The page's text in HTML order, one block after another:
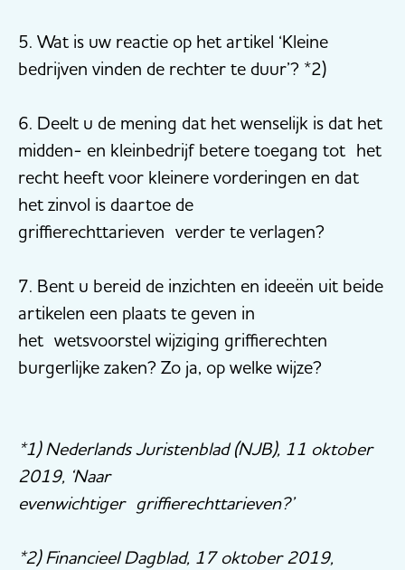
5. Wat is uw reactie op het artikel ‘Kleine
bedrijven vinden de rechter te duur’? *2)
6. Deelt u de mening dat het wenselijk is dat het
midden- en kleinbedrijf betere toegang tot het
recht heeft voor kleinere vorderingen en dat
het zinvol is daartoe de
griffierechttarieven verder te verlagen?
7. Bent u bereid de inzichten en ideeën uit beide
artikelen een plaats te geven in
het wetsvoorstel wijziging griffierechten
burgerlijke zaken? Zo ja, op welke wijze?
*1) Nederlands Juristenblad (NJB), 11 oktober
2019, ‘Naar
evenwichtiger griffierechttarieven?’
*2) Financieel Dagblad, 17 oktober 2019,